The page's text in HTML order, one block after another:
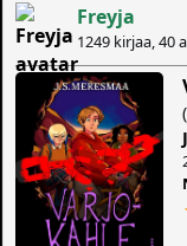
Freyja
1249 kirjaa, 40